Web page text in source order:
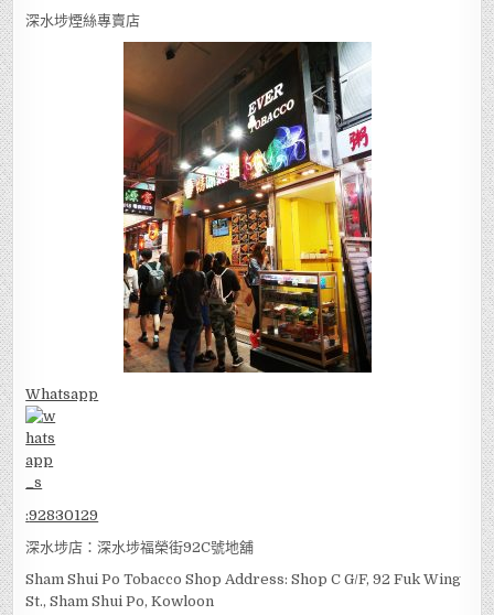
深水埗煙絲專賣店
Whatsapp
:92830129
深水埗店：深水埗福榮街92C號地舖
Sham Shui Po Tobacco Shop Address: Shop C G/F, 92 Fuk Wing
St., Sham Shui Po, Kowloon